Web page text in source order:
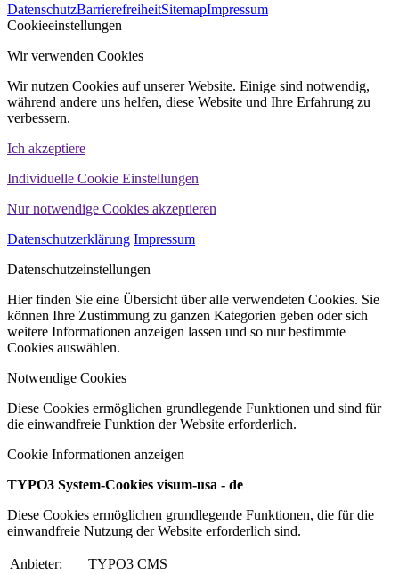
WINHELLER GmbH
DatenschutzBarrierefreiheitSitemapImpressum
Cookieeinstellungen
Wir verwenden Cookies
Wir nutzen Cookies auf unserer Website. Einige sind notwendig,
während andere uns helfen, diese Website und Ihre Erfahrung zu
verbessern.
Ich akzeptiere
Individuelle Cookie Einstellungen
Nur notwendige Cookies akzeptieren
Datenschutzerklärung Impressum
Datenschutzeinstellungen
Hier finden Sie eine Übersicht über alle verwendeten Cookies. Sie
können Ihre Zustimmung zu ganzen Kategorien geben oder sich
weitere Informationen anzeigen lassen und so nur bestimmte
Cookies auswählen.
Notwendige Cookies
Diese Cookies ermöglichen grundlegende Funktionen und sind für
die einwandfreie Funktion der Website erforderlich.
Cookie Informationen anzeigen
TYPO3 System-Cookies visum-usa - de
Diese Cookies ermöglichen grundlegende Funktionen, die für die
einwandfreie Nutzung der Website erforderlich sind.
Anbieter:
TYPO3 CMS